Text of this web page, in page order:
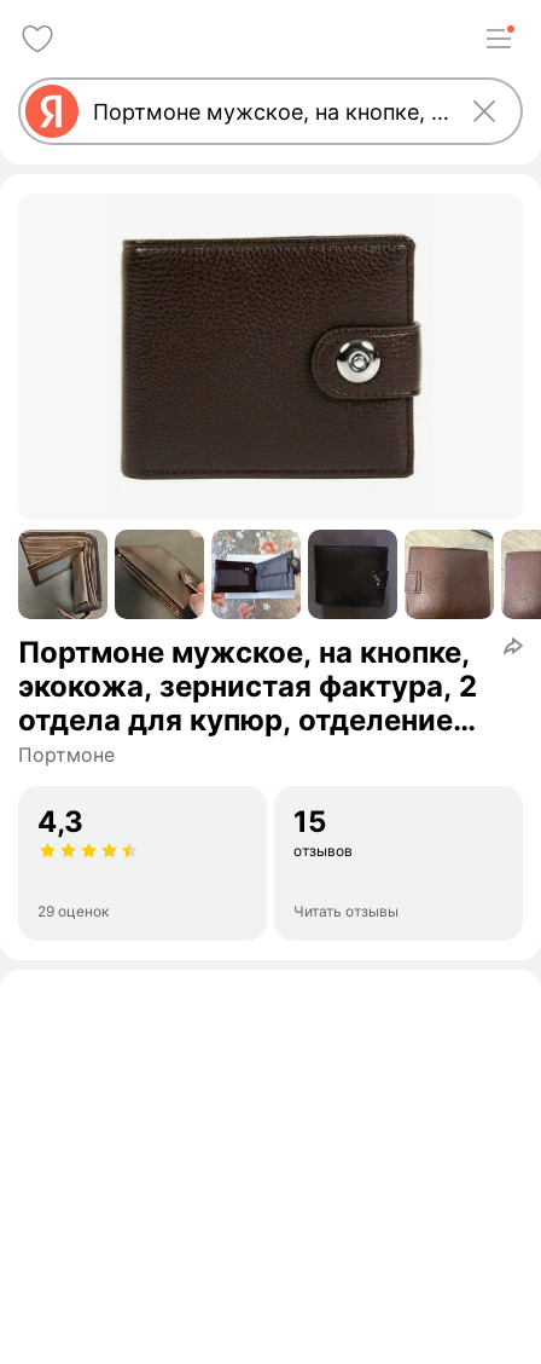
Портмоне мужское, на кнопке,
экокожа, зернистая фактура, 2
отдела для купюр, отделение
для монет и карт, коричневый
Портмоне
4,3
29 оценок
15
отзывов
Читать отзывы